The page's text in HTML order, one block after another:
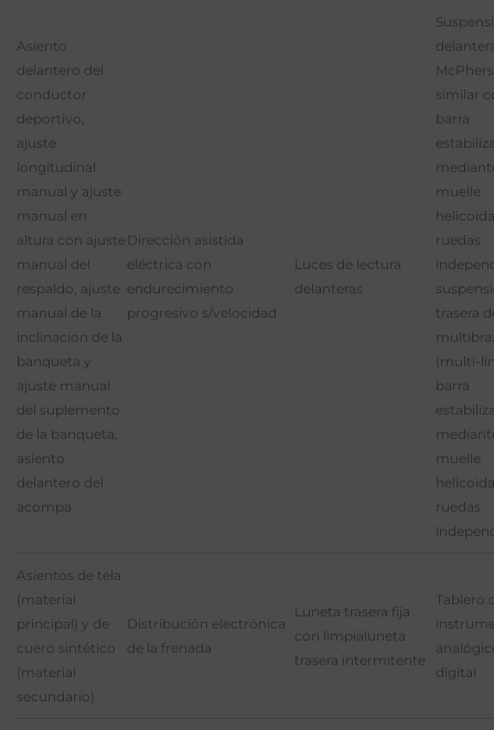
Asiento
delantero del
conductor
deportivo,
ajuste
longitudinal
manual y ajuste
manual en
altura con ajuste
manual del
respaldo, ajuste
manual de la
inclinacion de la
banqueta y
ajuste manual
del suplemento
de la banqueta,
asiento
delantero del
acompa
Dirección asistida
eléctrica con
endurecimiento
progresivo s/velocidad
Luces de lectura
delanteras
similar
barra
muelle
ruedas
trasera
(multi-
barra
muelle
ruedas
Asientos de tela
(material
principal) y de
cuero sintético
(material
secundario)
Distribución electrónica
de la frenada
Luneta trasera fija
con limpialuneta
trasera intermitente
Tablero
digital